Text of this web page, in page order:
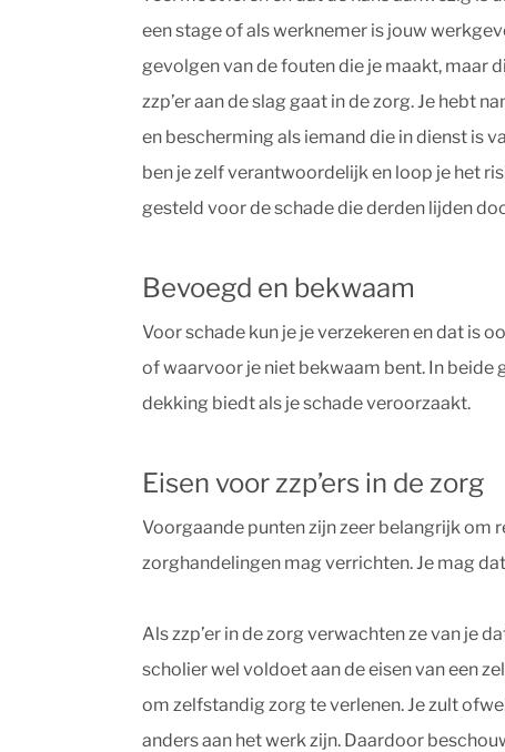
een stage of als werknemer is jouw
gevolgen van de fouten die je maakt, maar
zzp’er aan de slag gaat in de zorg. Je hebt
en bescherming als iemand die in dienst is
ben je zelf verantwoordelijk en loop je het
gesteld voor de schade die derden lijden
Bevoegd en bekwaam
Voor schade kun je je verzekeren en dat is
of waarvoor je niet bekwaam bent. In beide
dekking biedt als je schade veroorzaakt.
Eisen voor zzp’ers in de zorg
Voorgaande punten zijn zeer belangrijk om
zorghandelingen mag verrichten. Je mag
Als zzp’er in de zorg verwachten ze van je
scholier wel voldoet aan de eisen van een
om zelfstandig zorg te verlenen. Je zult
anders aan het werk zijn. Daardoor